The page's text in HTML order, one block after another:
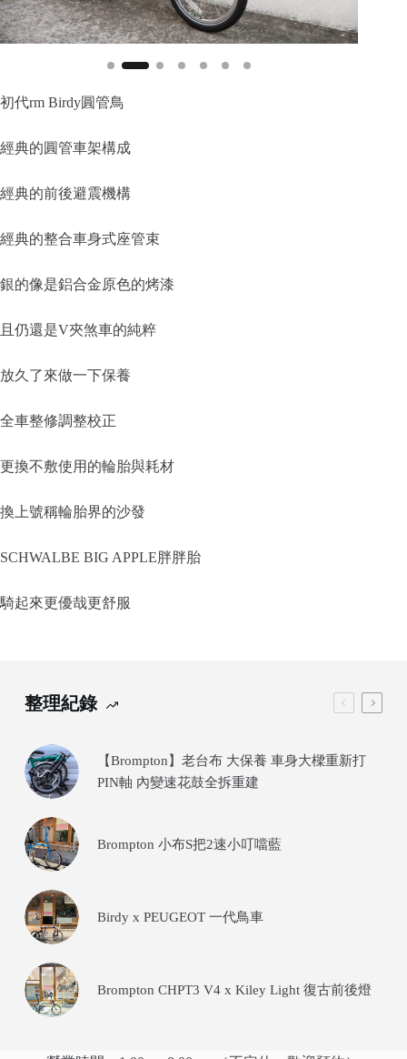
初代rm Birdy圓管鳥
經典的圓管車架構成
經典的前後避震機構
經典的整合車身式座管束
銀的像是鋁合金原色的烤漆
且仍還是V夾煞車的純粹
放久了來做一下保養
全車整修調整校正
更換不敷使用的輪胎與耗材
換上號稱輪胎界的沙發
SCHWALBE BIG APPLE胖胖胎
騎起來更優哉更舒服
整理紀錄
【Brompton】老台布 大保養 車身大樑重新打
PIN軸 內變速花鼓全拆重建
Brompton 小布S把2速小叮噹藍
Birdy x PEUGEOT 一代鳥車
Brompton CHPT3 V4 x Kiley Light 復古前後燈